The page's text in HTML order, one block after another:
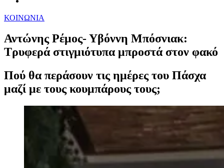
ΚΟΙΝΩΝΙΑ
Αντώνης Ρέμος- Υβόννη Μπόσνιακ:
Τρυφερά στιγμιότυπα μπροστά στον φακό
Πού θα περάσουν τις ημέρες του Πάσχα
μαζί με τους κουμπάρους τους;